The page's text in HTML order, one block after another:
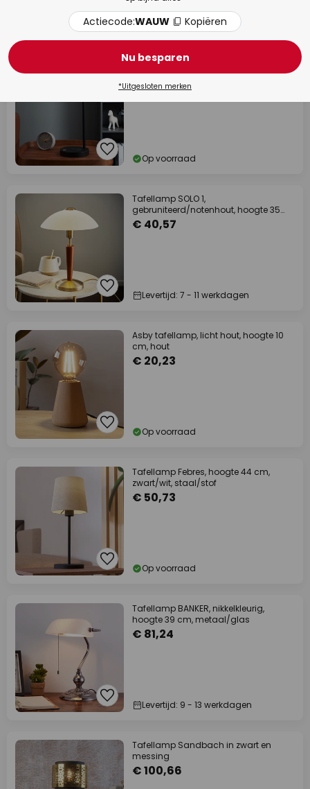
Op voorraad
EGLO Veradal-QI LED tafellamp met
touchdimmer
€ 91,41
Op voorraad
Tafellamp SOLO 1,
gebruniteerd/notenhout, hoogte 35
cm metaal/glas dimbaar
€ 40,57
Levertijd: 7 - 11 werkdagen
Asby tafellamp, licht hout, hoogte 10
cm, hout
€ 20,23
Op voorraad
Tafellamp Febres, hoogte 44 cm,
zwart/wit, staal/stof
€ 50,73
Op voorraad
Tafellamp BANKER, nikkelkleurig,
hoogte 39 cm, metaal/glas
€ 81,24
Levertijd: 9 - 13 werkdagen
Tafellamp Sandbach in zwart en
messing
€ 100,66
Actiecode:WAUW Kopiëren
Nu besparen
*Uitgesloten merken